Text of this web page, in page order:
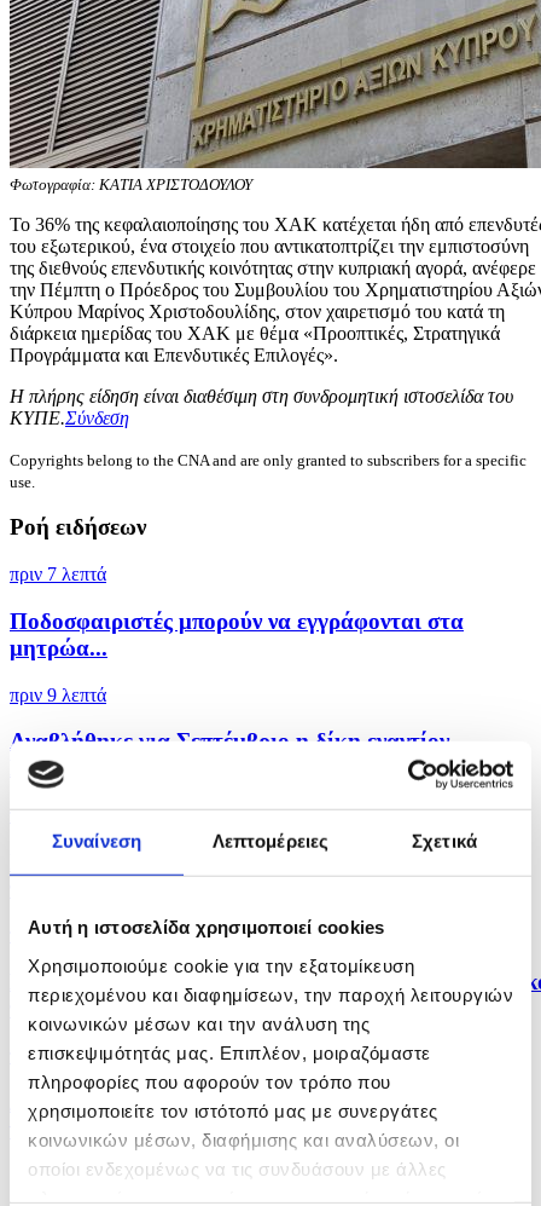
Συναίνεση Λεπτομέρειες Σχετικά
Αυτή η ιστοσελίδα χρησιμοποιεί cookies
Χρησιμοποιούμε cookie για την εξατομίκευση
περιεχομένου και διαφημίσεων, την παροχή λειτουργιών
κοινωνικών μέσων και την ανάλυση της
επισκεψιμότητάς μας. Επιπλέον, μοιραζόμαστε
πληροφορίες που αφορούν τον τρόπο που
χρησιμοποιείτε τον ιστότοπό μας με συνεργάτες
κοινωνικών μέσων, διαφήμισης και αναλύσεων, οι
οποίοι ενδεχομένως να τις συνδυάσουν με άλλες
Φωτογραφία: ΚΑΤΙΑ ΧΡΙΣΤΟΔΟΥΛΟΥ
Το 36% της κεφαλαιοποίησης του ΧΑΚ κατέχεται ήδη από
του εξωτερικού, ένα στοιχείο που αντικατοπτρίζει την εμπιστοσύνη
της διεθνούς επενδυτικής κοινότητας στην κυπριακή αγορά, ανέφερε
την Πέμπτη ο Πρόεδρος του Συμβουλίου του Χρηματιστηρίου
Κύπρου Μαρίνος Χριστοδουλίδης, στον χαιρετισμό του κατά τη
διάρκεια ημερίδας του ΧΑΚ με θέμα «Προοπτικές, Στρατηγικά
Προγράμματα και Επενδυτικές Επιλογές».
Η πλήρης είδηση είναι διαθέσιμη στη συνδρομητική ιστοσελίδα του
ΚΥΠΕ.Σύνδεση
Copyrights belong to the CNA and are only granted to subscribers for a specific
use.
Ροή ειδήσεων
πριν 7 λεπτά
Ποδοσφαιριστές μπορούν να εγγράφονται στα
μητρώα...
πριν 9 λεπτά
Αναβλήθηκε για Σεπτέμβριο η δίκη εναντίον
Γερμανίδας...
πριν 13 λεπτά
πριν 17 λεπτά
Κίτρινη προειδοποίηση για 40 βαθμούς στο
το...
πριν 18 λεπτά
Διαμαρτυρία το Σάββατο στις ΒΒ Ακρωτηρίου για
νέες...